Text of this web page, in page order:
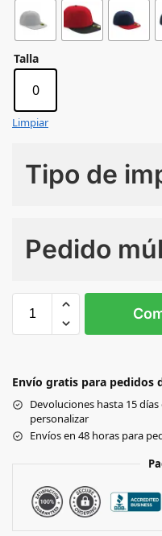
Talla
0
Limpiar
Tipo de
Pedido
BLACK/BLACK
BLACK/LIGHT GREY
BLACK/BRIGHT ROYAL
Envío gratis para pedidos
Devoluciones hasta 15
personalizar
Envíos en 48 horas para